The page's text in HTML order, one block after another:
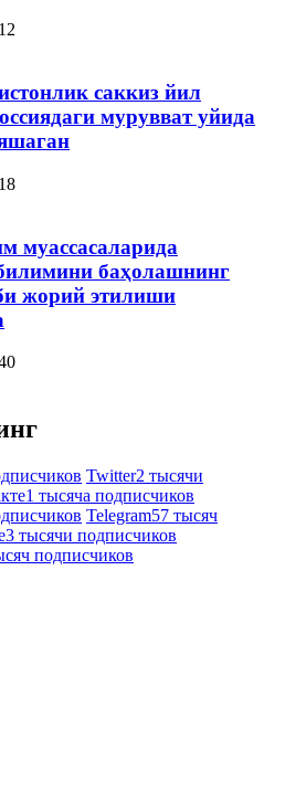
саккиз йил
мурувват уйида
муассасаларида
баҳолашнинг
жорий этилиши
Twitter2 тысячи
1 тысяча подписчиков
Telegram57 тысяч
3 тысячи подписчиков
подписчиков